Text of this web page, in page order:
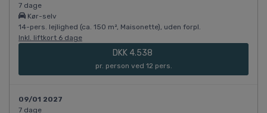
7 dage
Kør-selv
14-pers. lejlighed (ca. 150 m², Maisonette), uden forpl.
Inkl. liftkort 6 dage
DKK 4.538
pr. person ved 12 pers.
09/01 2027
7 dage